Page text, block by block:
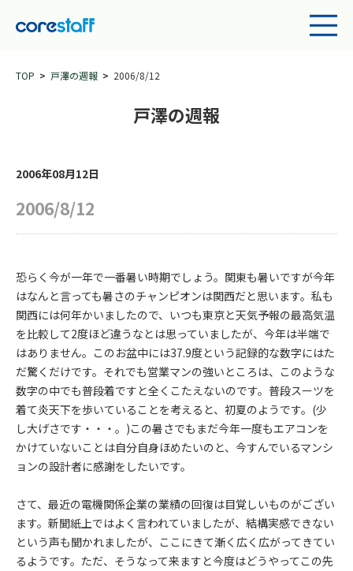
TOP 戸澤の週報 2006/8/12
戸澤の週報
2006年08月12日
2006/8/12
恐らく今が一年で一番暑い時期でしょう。関東も暑いですが今年
はなんと言っても暑さのチャンピオンは関西だと思います。私も
関西には何年かいましたので、いつも東京と天気予報の最高気温
を比較して2度ほど違うなとは思っていましたが、今年は半端で
はありません。このお盆中には37.9度という記録的な数字にはた
だ驚くだけです。それでも営業マンの強いところは、このような
数字の中でも普段着ですと全くこたえないのです。普段スーツを
着て炎天下を歩いていることを考えると、初夏のようです。(少
し大げさです・・・。)この暑さでもまだ今年一度もエアコンを
かけていないことは自分自身ほめたいのと、今すんでいるマンシ
ョンの設計者に感謝をしたいです。
さて、最近の電機関係企業の業績の回復は目覚しいものがござい
ます。新聞紙上ではよく言われていましたが、結構実感できない
という声も聞かれましたが、ここにきて漸く広く広がってきてい
るようです。ただ、そうなって来ますと今度はどうやってこの先